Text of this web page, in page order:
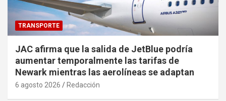
TRANSPORTE
JAC afirma que la salida de JetBlue podría
aumentar temporalmente las tarifas de
Newark mientras las aerolíneas se adaptan
6 agosto 2026 Redacción